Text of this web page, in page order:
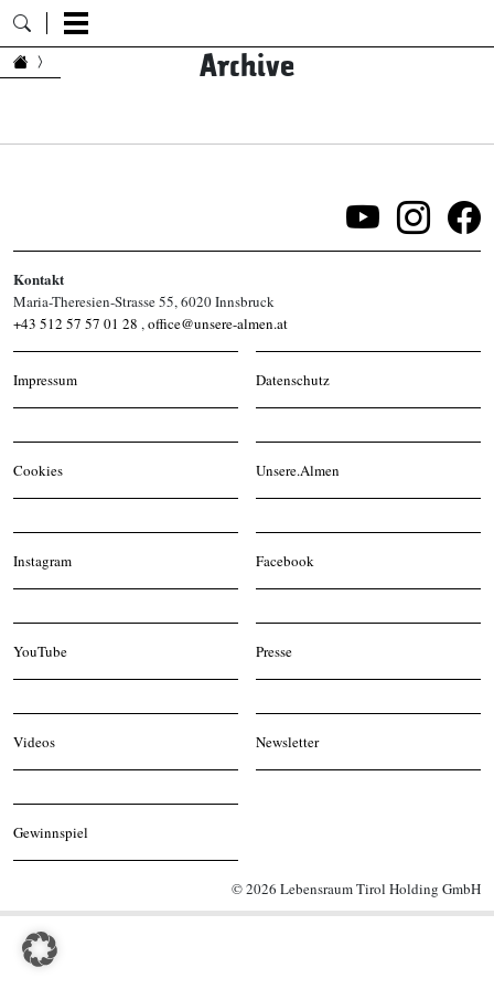
Zum Inhalt springen Archive
Kontakt
Maria-Theresien-Strasse 55, 6020 Innsbruck
+43 512 57 57 01 28 ,office@unsere-almen.at
Impressum Datenschutz
Cookies Unsere.Almen
Instagram Facebook
YouTube Presse
Videos Newsletter
Gewinnspiel
© 2026 Lebensraum Tirol Holding GmbH